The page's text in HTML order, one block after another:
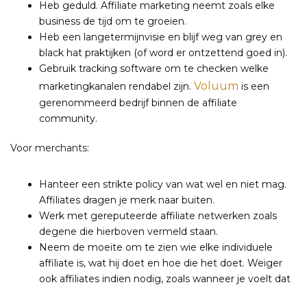
Heb geduld. Affiliate marketing neemt zoals elke
business de tijd om te groeien.
Heb een langetermijnvisie en blijf weg van grey en
black hat praktijken (of word er ontzettend goed in).
Gebruik tracking software om te checken welke
marketingkanalen rendabel zijn. Voluum is een
gerenommeerd bedrijf binnen de affiliate
community.
Voor merchants:
Hanteer een strikte policy van wat wel en niet mag.
Affiliates dragen je merk naar buiten.
Werk met gereputeerde affiliate netwerken zoals
degene die hierboven vermeld staan.
Neem de moeite om te zien wie elke individuele
affiliate is, wat hij doet en hoe die het doet. Weiger
ook affiliates indien nodig, zoals wanneer je voelt dat